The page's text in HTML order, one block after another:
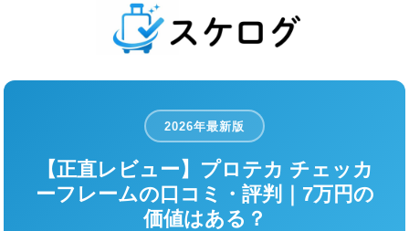
2026年最新版
【正直レビュー】プロテカ チェッカ
ーフレームの口コミ・評判｜7万円の
価値はある？